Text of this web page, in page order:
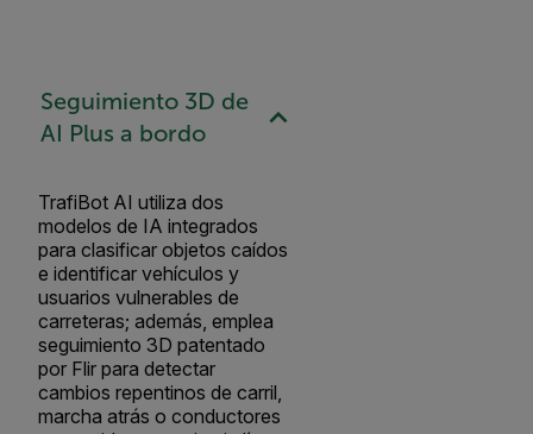
Seguimiento 3D de
AI Plus a bordo
TrafiBot AI utiliza dos
modelos de IA integrados
para clasificar objetos caídos
e identificar vehículos y
usuarios vulnerables de
carreteras; además, emplea
seguimiento 3D patentado
por Flir para detectar
cambios repentinos de carril,
marcha atrás o conductores